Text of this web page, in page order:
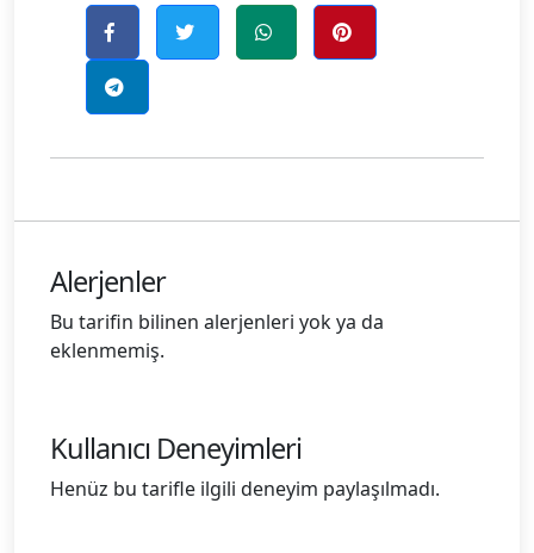
Alerjenler
Bu tarifin bilinen alerjenleri yok ya da
eklenmemiş.
Kullanıcı Deneyimleri
Henüz bu tarifle ilgili deneyim paylaşılmadı.